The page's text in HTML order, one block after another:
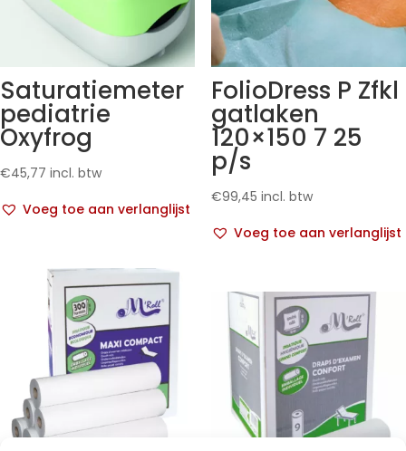
Saturatiemeter
pediatrie
Oxyfrog
€45,77 incl. btw
Voeg toe aan verlanglijst
FolioDress P Zfkl
gatlaken
120×150 7 25
p/s
€99,45 incl. btw
Voeg toe aan verlanglijst